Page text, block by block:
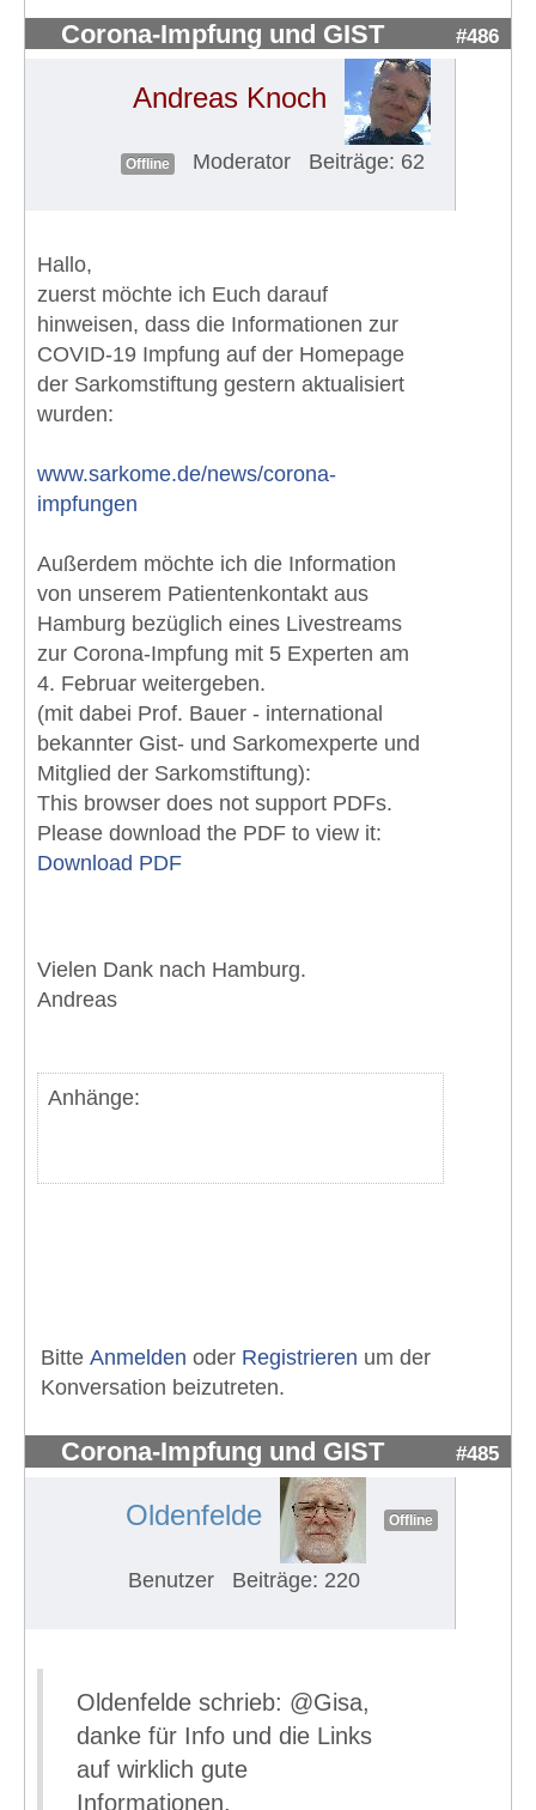
Corona-Impfung und GIST #486
Andreas Knoch
Offline Moderator Beiträge: 62
Hallo,
zuerst möchte ich Euch darauf
hinweisen, dass die Informationen zur
COVID-19 Impfung auf der Homepage
der Sarkomstiftung gestern aktualisiert
wurden:
www.sarkome.de/news/corona-
impfungen
Außerdem möchte ich die Information
von unserem Patientenkontakt aus
Hamburg bezüglich eines Livestreams
zur Corona-Impfung mit 5 Experten am
4. Februar weitergeben.
(mit dabei Prof. Bauer - international
bekannter Gist- und Sarkomexperte und
Mitglied der Sarkomstiftung):
This browser does not support PDFs.
Please download the PDF to view it:
Download PDF
Vielen Dank nach Hamburg.
Andreas
Anhänge:
Bitte Anmelden oder Registrieren um der
Konversation beizutreten.
Corona-Impfung und GIST #485
Oldenfelde Offline
Benutzer Beiträge: 220
Oldenfelde schrieb: @Gisa,
danke für Info und die Links
auf wirklich gute
Informationen.